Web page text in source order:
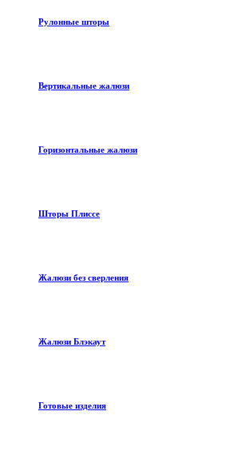
Рулонные шторы
Вертикальные жалюзи
Горизонтальные жалюзи
Шторы Плиссе
Жалюзи без сверления
Жалюзи Блэкаут
Готовые изделия